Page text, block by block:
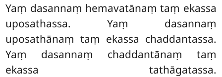
Yaṃ dasannaṃ hemavatānaṃ taṃ ekassa
uposathassa. Yaṃ dasannaṃ
uposathānaṃ taṃ ekassa chaddantassa.
Yaṃ dasannaṃ chaddantānaṃ taṃ
ekassa tathāgatassa.